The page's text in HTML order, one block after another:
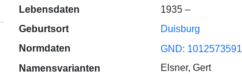
Lebensdaten
1935 –
Geburtsort
Duisburg
Normdaten
GND: 1012573591
Namensvarianten
Elsner, Gert